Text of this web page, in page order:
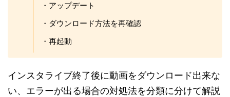
・アップデート
・ダウンロード方法を再確認
・再起動
インスタライブ終了後に動画をダウンロード出来な
い、エラーが出る場合の対処法を分類に分けて解説